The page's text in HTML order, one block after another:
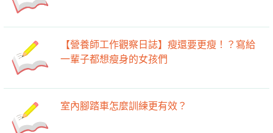
【營養師工作觀察日誌】瘦還要更瘦！？寫給
一輩子都想瘦身的女孩們
室內腳踏車怎麼訓練更有效？